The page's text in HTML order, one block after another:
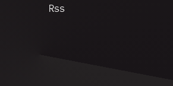
Rss